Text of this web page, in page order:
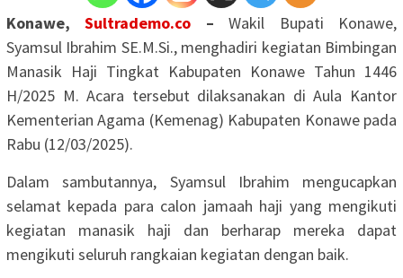
Konawe,Sultrademo.co – Wakil Bupati Konawe,
Syamsul Ibrahim SE.M.Si., menghadiri kegiatan Bimbingan
Manasik Haji Tingkat Kabupaten Konawe Tahun 1446
H/2025 M. Acara tersebut dilaksanakan di Aula Kantor
Kementerian Agama (Kemenag) Kabupaten Konawe pada
Rabu (12/03/2025).
Dalam sambutannya, Syamsul Ibrahim mengucapkan
selamat kepada para calon jamaah haji yang mengikuti
kegiatan manasik haji dan berharap mereka dapat
mengikuti seluruh rangkaian kegiatan dengan baik.